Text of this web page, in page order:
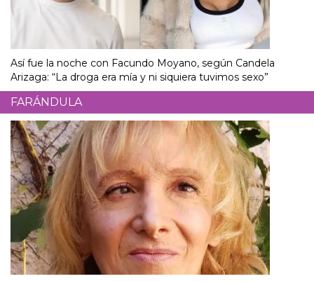
Así fue la noche con Facundo Moyano, según Candela
Arizaga: “La droga era mía y ni siquiera tuvimos sexo”
FARÁNDULA